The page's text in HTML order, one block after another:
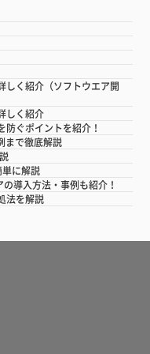
しく紹介（ソフトウエア開
しく紹介
ぐポイントを紹介！
まで徹底解説
に解説
導入方法・事例も紹介！
法を解説